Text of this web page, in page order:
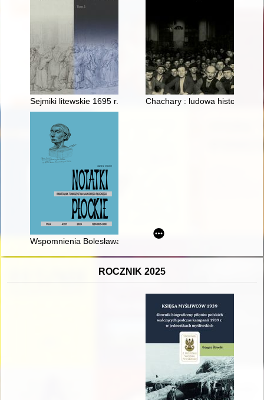
Sejmiki litewskie 1695 r. wobec klątwy rzuconej na wojewodę
Chachary : ludowa historia
Wspomnienia Bolesława Jędrzejewskiego z okresu
ROCZNIK 2025